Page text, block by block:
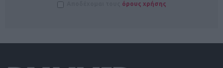
όρους χρήσης